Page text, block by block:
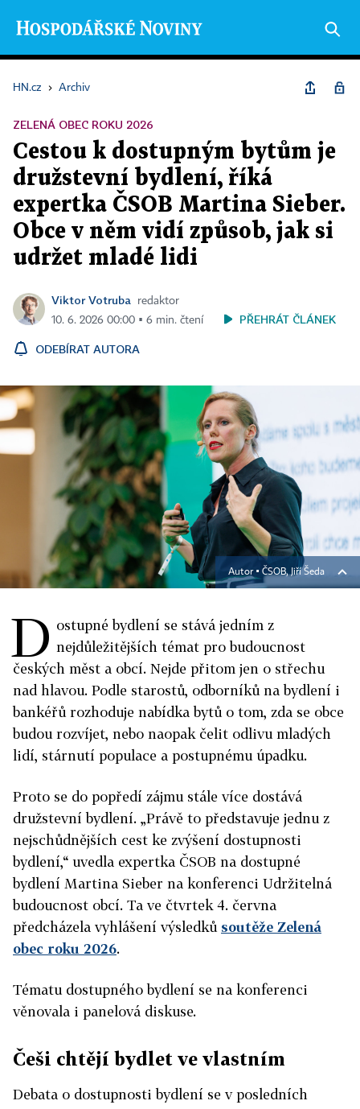
HN.cz › Archiv
ZELENÁ OBEC ROKU 2026
Cestou k dostupným bytům je
družstevní bydlení, říká
expertka ČSOB Martina Sieber.
Obce v něm vidí způsob, jak si
udržet mladé lidi
Viktor Votruba
redaktor
10. 6. 2026 00:00 ▪ 6 min. čtení
PŘEHRÁT ČLÁNEK
ODEBÍRAT AUTORA
Autor ▪ ČSOB, Jiří Šeda
D ostupné bydlení se stává jedním z
nejdůležitějších témat pro budoucnost
českých měst a obcí. Nejde přitom jen o střechu
nad hlavou. Podle starostů, odborníků na bydlení i
bankéřů rozhoduje nabídka bytů o tom, zda se obce
budou rozvíjet, nebo naopak čelit odlivu mladých
lidí, stárnutí populace a postupnému úpadku.
Proto se do popředí zájmu stále více dostává
družstevní bydlení. „Právě to představuje jednu z
nejschůdnějších cest ke zvýšení dostupnosti
bydlení,“ uvedla expertka ČSOB na dostupné
bydlení Martina Sieber na konferenci Udržitelná
budoucnost obcí. Ta ve čtvrtek 4. června
předcházela vyhlášení výsledků soutěže Zelená
obec roku 2026.
Tématu dostupného bydlení se na konferenci
věnovala i panelová diskuse.
Češi chtějí bydlet ve vlastním
Debata o dostupnosti bydlení se v posledních